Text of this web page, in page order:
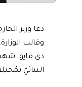
دعا وزير
وقالت
دي مايو،
الثنائيّ